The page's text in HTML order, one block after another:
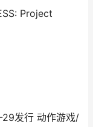
Project
发行 动作游戏/